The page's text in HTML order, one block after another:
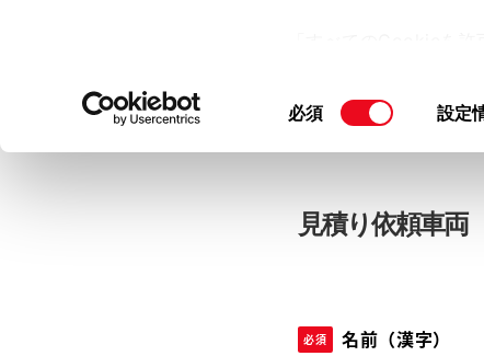
て」をご覧ください。
同
択
必須 設定
見積り依頼車両
必須 名前（漢字）